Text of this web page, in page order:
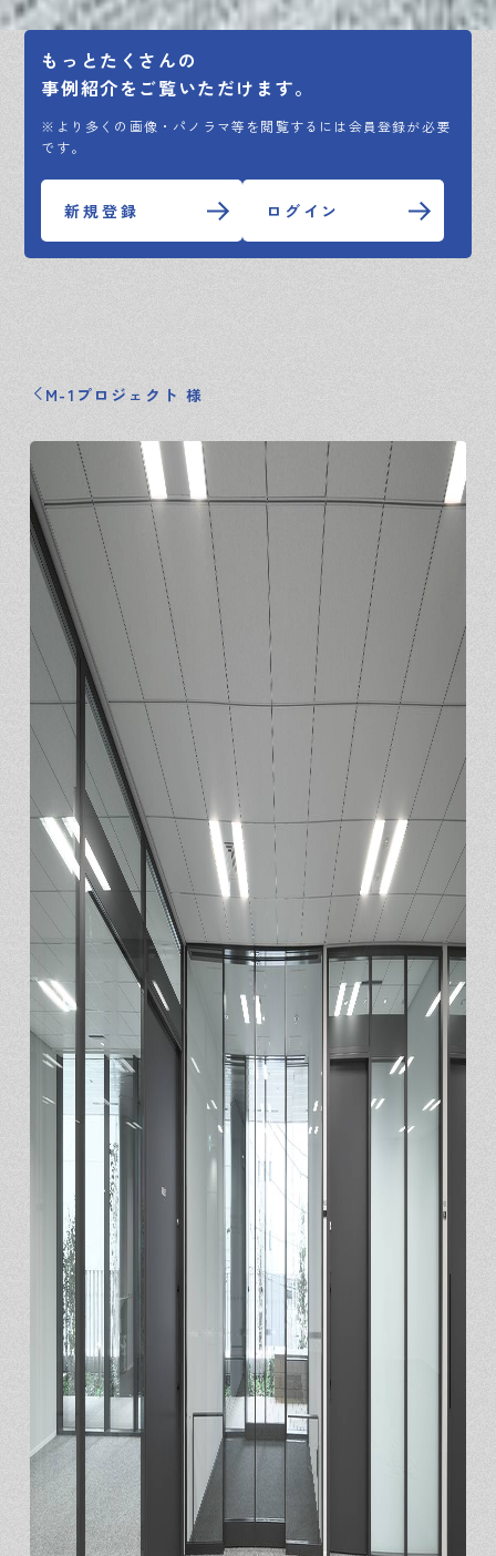
もっとたくさんの
事例紹介をご覧いただけます。
※より多くの画像・パノラマ等を閲覧するには会員登録が必要
です。
新規登録 ログイン
M-1プロジェクト 様